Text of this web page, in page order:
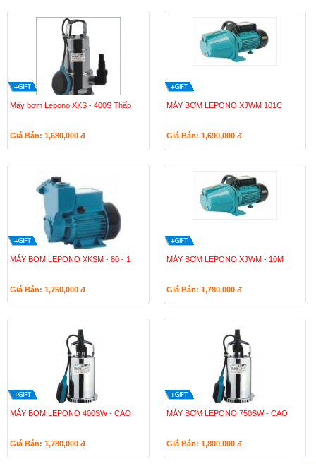
Máy bơm Lepono XKS - 400S Thấp
Giá Bán: 1,680,000 đ
MÁY BƠM LEPONO XJWM 101C
Giá Bán: 1,690,000 đ
MÁY BƠM LEPONO XKSM - 80 - 1
Giá Bán: 1,750,000 đ
MÁY BƠM LEPONO XJWM - 10M
Giá Bán: 1,780,000 đ
MÁY BƠM LEPONO 400SW - CAO
Giá Bán: 1,780,000 đ
MÁY BƠM LEPONO 750SW - CAO
Giá Bán: 1,800,000 đ